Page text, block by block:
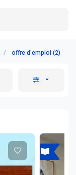
offre d'emploi (2)
A louer